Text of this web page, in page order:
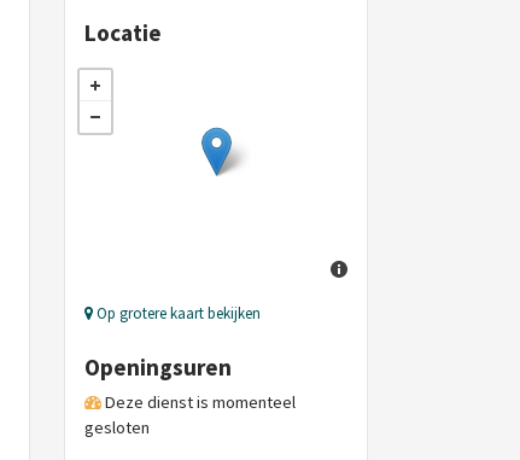
Locatie
Op grotere kaart bekijken
Openingsuren
Deze dienst is momenteel
gesloten